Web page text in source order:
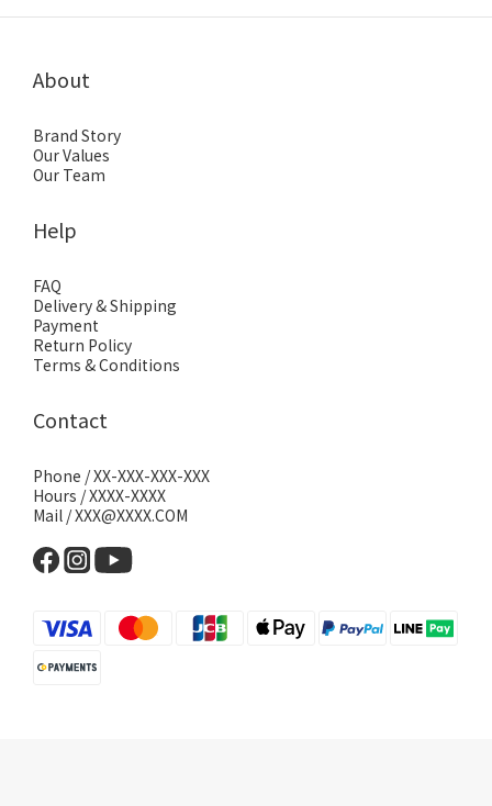
About
Brand Story
Our Values
Our Team
Help
FAQ
Delivery & Shipping
Payment
Return Policy
Terms & Conditions
Contact
Phone / XX-XXX-XXX-XXX
Hours / XXXX-XXXX
Mail / XXX@XXXX.COM